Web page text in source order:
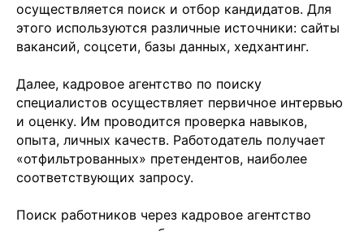
осуществляется поиск и отбор кандидатов. Для
этого используются различные источники: сайты
вакансий, соцсети, базы данных, хедхантинг.
Далее, кадровое агентство по поиску
специалистов осуществляет первичное интервью
и оценку. Им проводится проверка навыков,
опыта, личных качеств. Работодатель получает
«отфильтрованных» претендентов, наиболее
соответствующих запросу.
Поиск работников через кадровое агентство